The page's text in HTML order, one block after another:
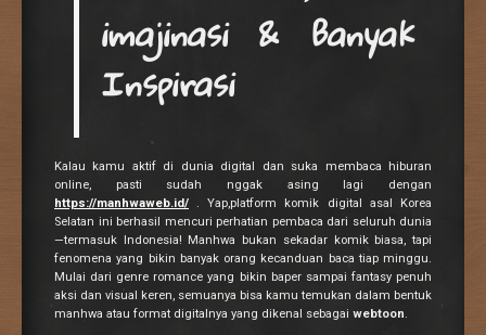
imajinasi & Banyak
Inspirasi
Kalau kamu aktif di dunia digital dan suka membaca hiburan
online, pasti sudah nggak asing lagi dengan
https://manhwaweb.id/ . Yap,platform komik digital asal Korea
Selatan ini berhasil mencuri perhatian pembaca dari seluruh dunia
—termasuk Indonesia! Manhwa bukan sekadar komik biasa, tapi
fenomena yang bikin banyak orang kecanduan baca tiap minggu.
Mulai dari genre romance yang bikin baper sampai fantasy penuh
aksi dan visual keren, semuanya bisa kamu temukan dalam bentuk
manhwa atau format digitalnya yang dikenal sebagai webtoon